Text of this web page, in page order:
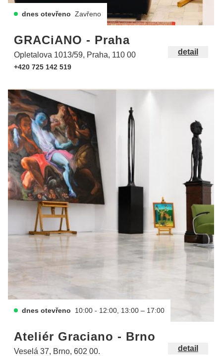
dnes otevřeno Zavřeno
GRACiANO - Praha
Opletalova 1013/59, Praha, 110 00
+420 725 142 519
detail
dnes otevřeno 10:00 - 12:00, 13:00 – 17:00
Ateliér Graciano - Brno
Veselá 37, Brno, 602 00. detail